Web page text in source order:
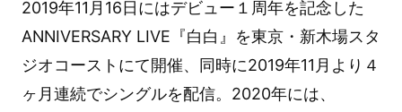
2019年11月16日にはデビュー１周年を記念した
ANNIVERSARY LIVE『白白』を東京・新木場スタ
ジオコーストにて開催、同時に2019年11月より４
ヶ月連続でシングルを配信。2020年には、